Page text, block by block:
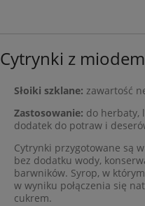
Cytrynki z
Słoiki szklane: zawartość
Zastosowanie: do herbaty,
dodatek do potraw i
Cytrynki przygotowane są
bez dodatku wody,
barwników. Syrop, w
w wyniku połączenia się
cukrem.